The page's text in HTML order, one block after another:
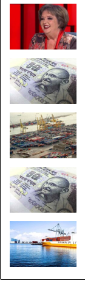
v
n
i
t
t
ë
K
s
o
v
ë
s
,
V
V
n